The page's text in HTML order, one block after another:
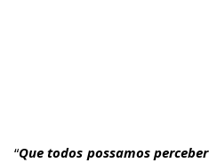
“Que todos possamos